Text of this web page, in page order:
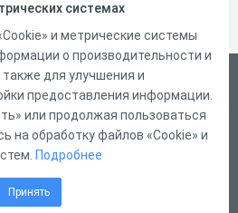
системах
и метрические системы
о производительности и
для улучшения и
предоставления информации.
или продолжая пользоваться
на обработку файлов «Cookie» и
Подробнее
Принять